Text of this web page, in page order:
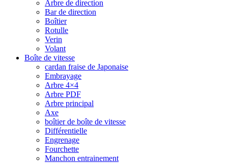
Arbre de direction
Bar de direction
Boîtier
Rotulle
Verin
Volant
Boîte de vitesse
cardan fraise de Japonaise
Embrayage
Arbre 4×4
Arbre PDF
Arbre principal
Axe
boîtier de boîte de vitesse
Différentielle
Engrenage
Fourchette
Manchon entrainement